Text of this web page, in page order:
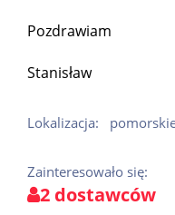
Pozdrawiam
Stanisław
Lokalizacja:
Zainteresowało się:
2 dostawców